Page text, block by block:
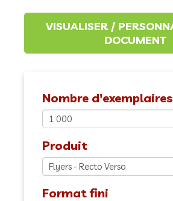
Nombre d'exemplaires
Produit
Format fini